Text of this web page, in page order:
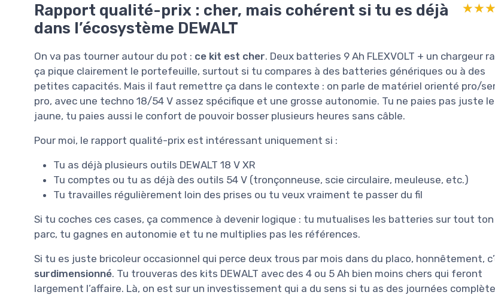
Rapport qualité-prix : cher, mais cohérent si tu es déjà
dans l’écosystème DEWALT
On va pas tourner autour du pot : ce kit est cher. Deux batteries 9 Ah FLEXVOLT + un chargeur
ça pique clairement le portefeuille, surtout si tu compares à des batteries génériques ou à des
petites capacités. Mais il faut remettre ça dans le contexte : on parle de matériel orienté pro/
pro, avec une techno 18/54 V assez spécifique et une grosse autonomie. Tu ne paies pas juste
jaune, tu paies aussi le confort de pouvoir bosser plusieurs heures sans câble.
Pour moi, le rapport qualité-prix est intéressant uniquement si :
Tu as déjà plusieurs outils DEWALT 18 V XR
Tu comptes ou tu as déjà des outils 54 V (tronçonneuse, scie circulaire, meuleuse, etc.)
Tu travailles régulièrement loin des prises ou tu veux vraiment te passer du fil
Si tu coches ces cases, ça commence à devenir logique : tu mutualises les batteries sur tout ton
parc, tu gagnes en autonomie et tu ne multiplies pas les références.
Si tu es juste bricoleur occasionnel qui perce deux trous par mois dans du placo, honnêtement,
surdimensionné. Tu trouveras des kits DEWALT avec des 4 ou 5 Ah bien moins chers qui feront
largement l’affaire. Là, on est sur un investissement qui a du sens si tu as des journées